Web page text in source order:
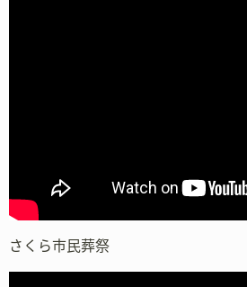
さくら市民葬祭